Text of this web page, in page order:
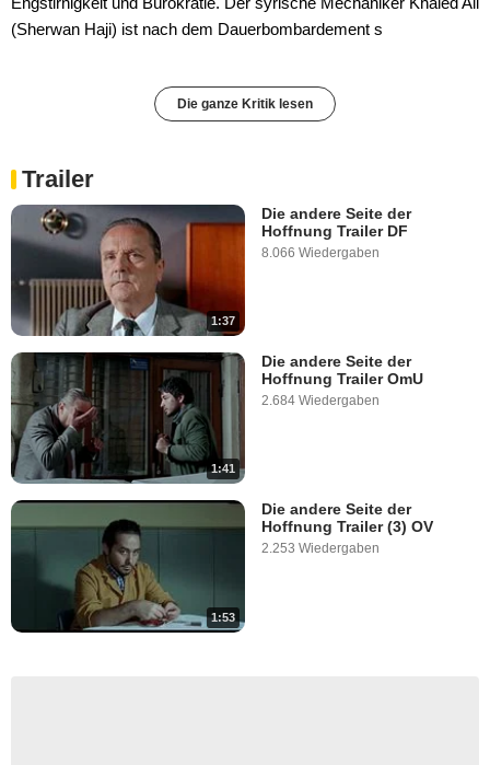
(Sherwan Haji) ist nach dem Dauerbombardement s
Die ganze Kritik lesen
Trailer
1:37
Die andere Seite der
Hoffnung Trailer DF
8.066 Wiedergaben
1:41
Die andere Seite der
Hoffnung Trailer OmU
2.684 Wiedergaben
1:53
Die andere Seite der
Hoffnung Trailer (3) OV
2.253 Wiedergaben